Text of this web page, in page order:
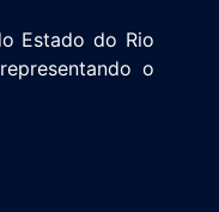
Estado do Rio
o